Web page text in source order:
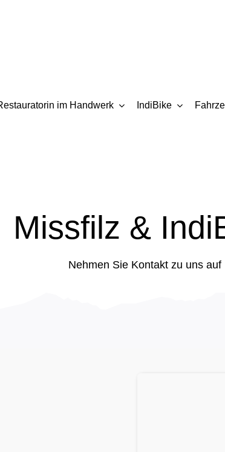
im Handwerk IndiBike
Missfilz &
Nehmen Sie Kontakt zu uns auf